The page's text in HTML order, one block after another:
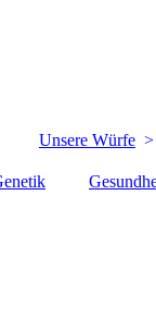
Unsere Würfe